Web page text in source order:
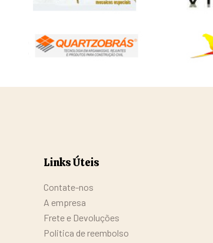
Links Úteis
Contate-nos
A empresa
Frete e Devoluções
Politica de reembolso